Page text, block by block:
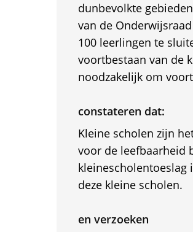
dunbevolkte
van de
100 leerlingen te
voortbestaan van de
noodzakelijk om
constateren dat:
Kleine scholen zijn
voor de leefbaarheid
kleinescholentoeslag
deze kleine scholen.
en verzoeken